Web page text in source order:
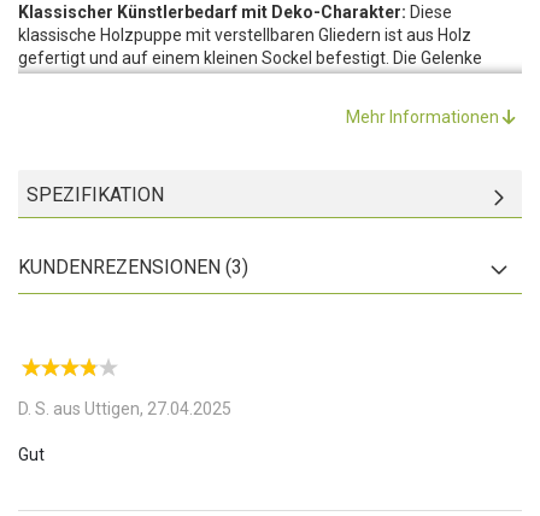
Klassischer Künstlerbedarf mit Deko-Charakter: Diese
klassische Holzpuppe mit verstellbaren Gliedern ist aus Holz
gefertigt und auf einem kleinen Sockel befestigt. Die Gelenke
Nach der künstlerischen Einheit muss die Holzpuppe jedoch nicht
Ideal zum Skizzieren:
Dank des Sockels fällt die Puppe nicht um und bleibt beim
Zeichnen in der gewünschten Position.
verwendet werden, wie zum Beispiel Fotografie, Kostümdesign,
Zeitraffer-Animation, Yoga und vieles mehr. Vielseitig einsetzbar
und dekorativ wertvoll!
Mehr Informationen
SPEZIFIKATION
KUNDENREZENSIONEN (3)
D. S. aus Uttigen, 27.04.2025